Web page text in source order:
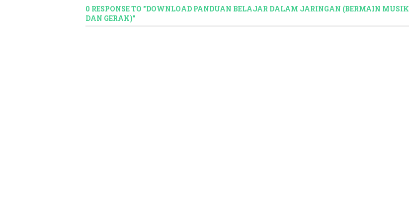
0 RESPONSE TO "DOWNLOAD PANDUAN BELAJAR DALAM JARINGAN (BERMAIN MUSIK
DAN GERAK)"